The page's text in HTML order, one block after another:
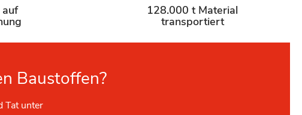
128.000 t Material
transportiert
Baustoffen?
Tat unter